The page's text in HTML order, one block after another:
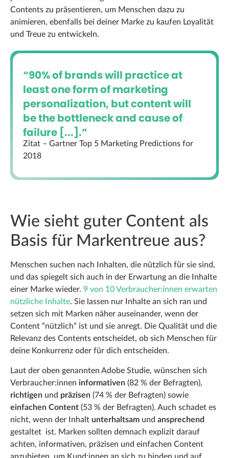
Contents zu präsentieren, um Menschen dazu zu
animieren, ebenfalls bei deiner Marke zu kaufen Loyalität
und Treue zu entwickeln.
“90% of brands will practice at
least one form of marketing
personalization, but content will
be the bottleneck and cause of
failure [...].”
Zitat – Gartner Top 5 Marketing Predictions for
2018
Wie sieht guter Content als
Basis für Markentreue aus?
Menschen suchen nach Inhalten, die nützlich für sie sind,
und das spiegelt sich auch in der Erwartung an die Inhalte
einer Marke wieder. 9 von 10 Verbraucher:innen erwarten
nützliche Inhalte. Sie lassen nur Inhalte an sich ran und
setzen sich mit Marken näher auseinander, wenn der
Content “nützlich” ist und sie anregt. Die Qualität und die
Relevanz des Contents entscheidet, ob sich Menschen für
deine Konkurrenz oder für dich entscheiden.
Laut der oben genannten Adobe Studie, wünschen sich
Verbraucher:innen informativen (82 % der Befragten),
richtigen und präzisen (74 % der Befragten) sowie
einfachen Content (53 % der Befragten). Auch schadet es
nicht, wenn der Inhalt unterhaltsam und ansprechend
gestaltet ist. Marken sollten demnach explizit darauf
achten, informativen, präzisen und einfachen Content
anzubieten, um Kund:innen an sich zu binden und auf